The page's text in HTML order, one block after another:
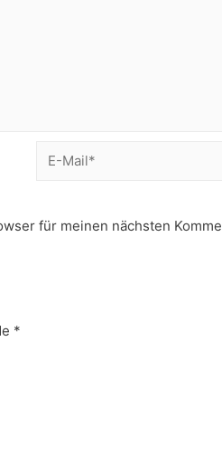
E-
für meinen nächsten
*